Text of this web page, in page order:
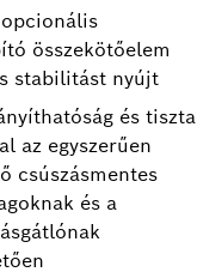
opcionális
összekötőelem
stabilitást nyújt
és tiszta
az egyszerűen
csúszásmentes
és a